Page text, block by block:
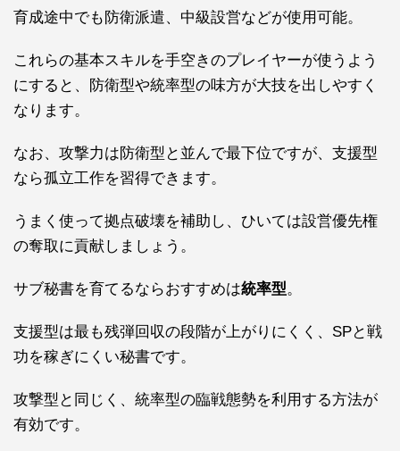
育成途中でも 防衛派遣、 中級設営などが使用可能。
これらの基本スキルを手空きのプレイヤーが使うよう
にすると、防衛型や統率型の味方が大技を出しやすく
なります。
なお、攻撃力は防衛型と並んで最下位ですが、支援型
なら孤立工作を習得できます。
うまく使って拠点破壊を補助し、ひいては設営優先権
の奪取に貢献しましょう。
サブ秘書を育てるならおすすめは統率型。
支援型は最も残弾回収の段階が上がりにくく、SPと戦
功を稼ぎにくい秘書です。
攻撃型と同じく、統率型の臨戦態勢を利用する方法が
有効です。